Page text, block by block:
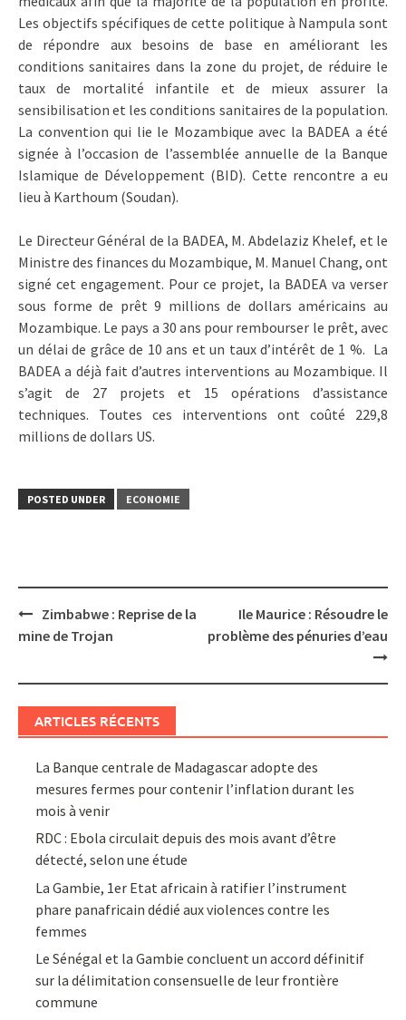
Les objectifs spécifiques de cette politique à Nampula sont
de répondre aux besoins de base en améliorant les
conditions sanitaires dans la zone du projet, de réduire le
taux de mortalité infantile et de mieux assurer la
sensibilisation et les conditions sanitaires de la population.
La convention qui lie le Mozambique avec la BADEA a été
signée à l’occasion de l’assemblée annuelle de la Banque
Islamique de Développement (BID). Cette rencontre a eu
lieu à Karthoum (Soudan).
Le Directeur Général de la BADEA, M. Abdelaziz Khelef, et le
Ministre des finances du Mozambique, M. Manuel Chang, ont
signé cet engagement. Pour ce projet, la BADEA va verser
sous forme de prêt 9 millions de dollars américains au
Mozambique. Le pays a 30 ans pour rembourser le prêt, avec
un délai de grâce de 10 ans et un taux d’intérêt de 1 %. La
BADEA a déjà fait d’autres interventions au Mozambique. Il
s’agit de 27 projets et 15 opérations d’assistance
techniques. Toutes ces interventions ont coûté 229,8
millions de dollars US.
POSTED UNDER ECONOMIE
Post
navigation
Zimbabwe : Reprise de la
mine de Trojan
Ile Maurice : Résoudre le
problème des pénuries d’eau
ARTICLES RÉCENTS
La Banque centrale de Madagascar adopte des
mesures fermes pour contenir l’inflation durant les
mois à venir
RDC : Ebola circulait depuis des mois avant d’être
détecté, selon une étude
La Gambie, 1er Etat africain à ratifier l’instrument
phare panafricain dédié aux violences contre les
femmes
Le Sénégal et la Gambie concluent un accord définitif
sur la délimitation consensuelle de leur frontière
commune